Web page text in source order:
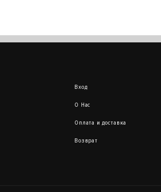
Вход
О Нас
Оплата и доставка
Возврат